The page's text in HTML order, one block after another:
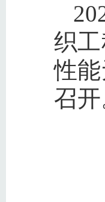
织
性
召开